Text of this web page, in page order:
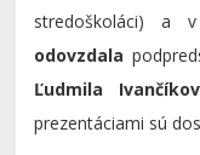
stredoškoláci) a
odovzdala
Ľudmila
prezentáciami sú